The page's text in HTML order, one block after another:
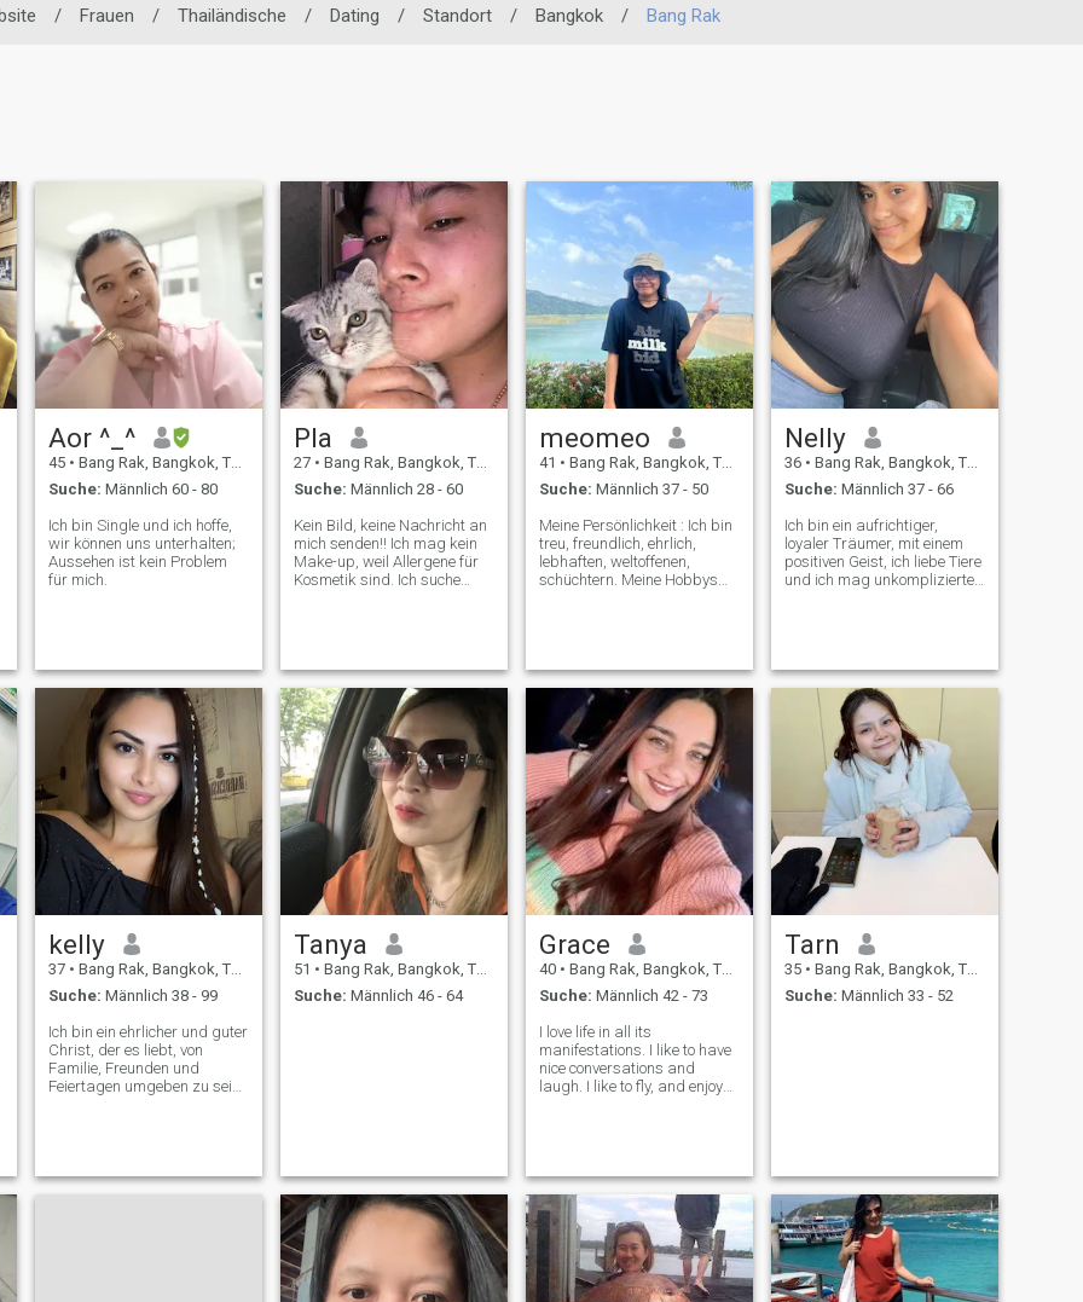
/ Frauen / Thailändische / Dating / Standort / Bangkok / Bang Rak
Aor ^_^
45 • Bang Rak, Bangkok, Thailand
Suche: Männlich 60 - 80
Ich bin Single und ich hoffe,
wir können uns unterhalten;
Aussehen ist kein Problem
für mich.
Pla
27 • Bang Rak, Bangkok, Thailand
Suche: Männlich 28 - 60
Kein Bild, keine Nachricht an
mich senden!! Ich mag kein
Make-up, weil Allergene für
Kosmetik sind. Ich suche
Ich bin froh, an Ihrer Seite zu
gehen. Ich bin eine Frau, die
keine Frau war, die keine
Frau war, die keine Frau war,
die eine Frau war, die eine
Frau war.
meomeo
41 • Bang Rak, Bangkok, Thailand
Suche: Männlich 37 - 50
Meine Persönlichkeit : Ich bin
treu, freundlich, ehrlich,
lebhaften, weltoffenen,
schüchtern. Meine Hobbys
Ich bin gut gelaunt, Patient,
loyalen und treuen zu den
Menschen, die mir nahe. Ich
auch nicht spielen.
Nelly
36 • Bang Rak, Bangkok, Thailand
Suche: Männlich 37 - 66
Ich bin ein aufrichtiger,
loyaler Träumer, mit einem
positiven Geist, ich liebe Tiere
und ich mag unkomplizierte
Erfahrungen als Lernen
wahrzunehmen, ob gut oder
schlecht, darum geht es im
Leben.
kelly
37 • Bang Rak, Bangkok, Thailand
Suche: Männlich 38 - 99
Ich bin ein ehrlicher und guter
Christ, der es liebt, von
Familie, Freunden und
Feiertagen umgeben zu sein.
beginnen. Ich bin ehrlich,
loyal, leidenschaftlich,
Tanya
51 • Bang Rak, Bangkok, Thailand
Suche: Männlich 46 - 64
Grace
40 • Bang Rak, Bangkok, Thailand
Suche: Männlich 42 - 73
I love life in all its
manifestations. I like to have
nice conversations and
laugh. I like to fly, and enjoy
oriented, cheerful, calm, kind,
joyful
Tarn
35 • Bang Rak, Bangkok, Thailand
Suche: Männlich 33 - 52